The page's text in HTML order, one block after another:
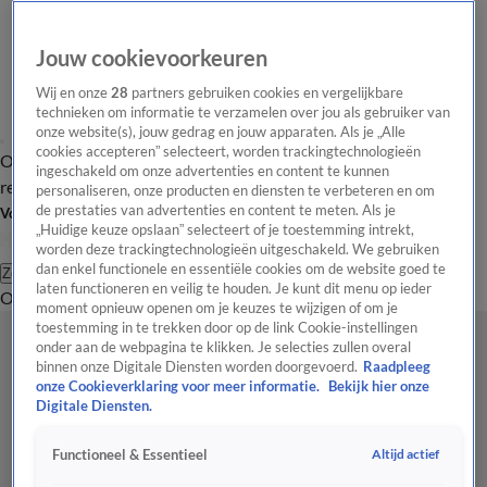
Overzicht Laatste nieuws Regionieuws Het beste van Hart
Tip de
redactie
Volg Hart van Nederland
Zoeken
OverzichtRegioUitzendingenWeerTip de redactiePanelVideo's
Jouw cookievoorkeuren
Wij en onze28 partners gebruiken cookies en vergelijkbare
technieken om informatie te verzamelen over jou als gebruiker van
onze website(s), jouw gedrag en jouw apparaten. Als je „Alle
cookies accepteren” selecteert, worden trackingtechnologieën
ingeschakeld om onze advertenties en content te kunnen
personaliseren, onze producten en diensten te verbeteren en om
de prestaties van advertenties en content te meten. Als je
„Huidige keuze opslaan” selecteert of je toestemming intrekt,
worden deze trackingtechnologieën uitgeschakeld. We gebruiken
dan enkel functionele en essentiële cookies om de website goed te
laten functioneren en veilig te houden. Je kunt dit menu op ieder
moment opnieuw openen om je keuzes te wijzigen of om je
toestemming in te trekken door op de link Cookie-instellingen
onder aan de webpagina te klikken. Je selecties zullen overal
binnen onze Digitale Diensten worden doorgevoerd. Raadpleeg
onze Cookieverklaring voor meer informatie.
Bekijk hier onze
Digitale Diensten.
Functioneel & Essentieel Altijd actief